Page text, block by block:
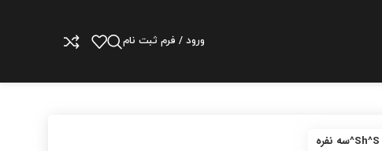
ورود / فرم ثبت نام